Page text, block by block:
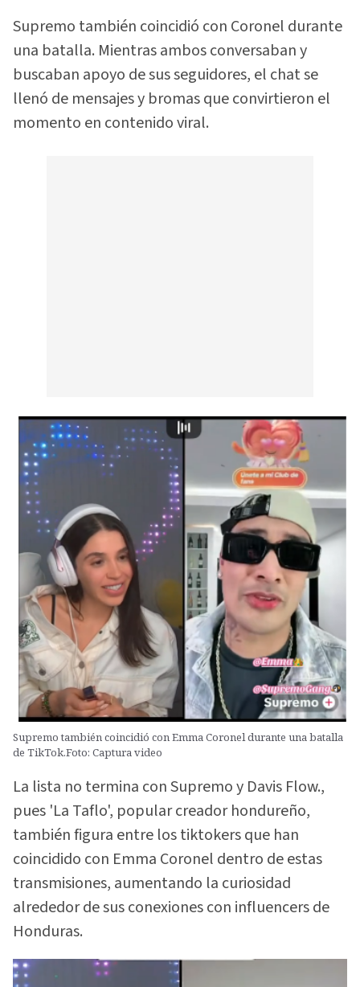
Supremo también coincidió con Coronel durante
una batalla. Mientras ambos conversaban y
buscaban apoyo de sus seguidores, el chat se
llenó de mensajes y bromas que convirtieron el
momento en contenido viral.
Supremo también coincidió con Emma Coronel durante una batalla
de TikTok.Foto: Captura video
La lista no termina con Supremo y Davis Flow.,
pues 'La Taflo', popular creador hondureño,
también figura entre los tiktokers que han
coincidido con Emma Coronel dentro de estas
transmisiones, aumentando la curiosidad
alrededor de sus conexiones con influencers de
Honduras.